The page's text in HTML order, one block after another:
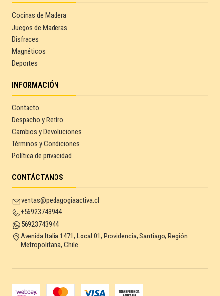
Cocinas de Madera
Juegos de Maderas
Disfraces
Magnéticos
Deportes
INFORMACIÓN
Contacto
Despacho y Retiro
Cambios y Devoluciones
Términos y Condiciones
Política de privacidad
CONTÁCTANOS
ventas@pedagogiaactiva.cl
+56923743944
56923743944
Avenida Italia 1471, Local 01, Providencia, Santiago, Región
Metropolitana, Chile